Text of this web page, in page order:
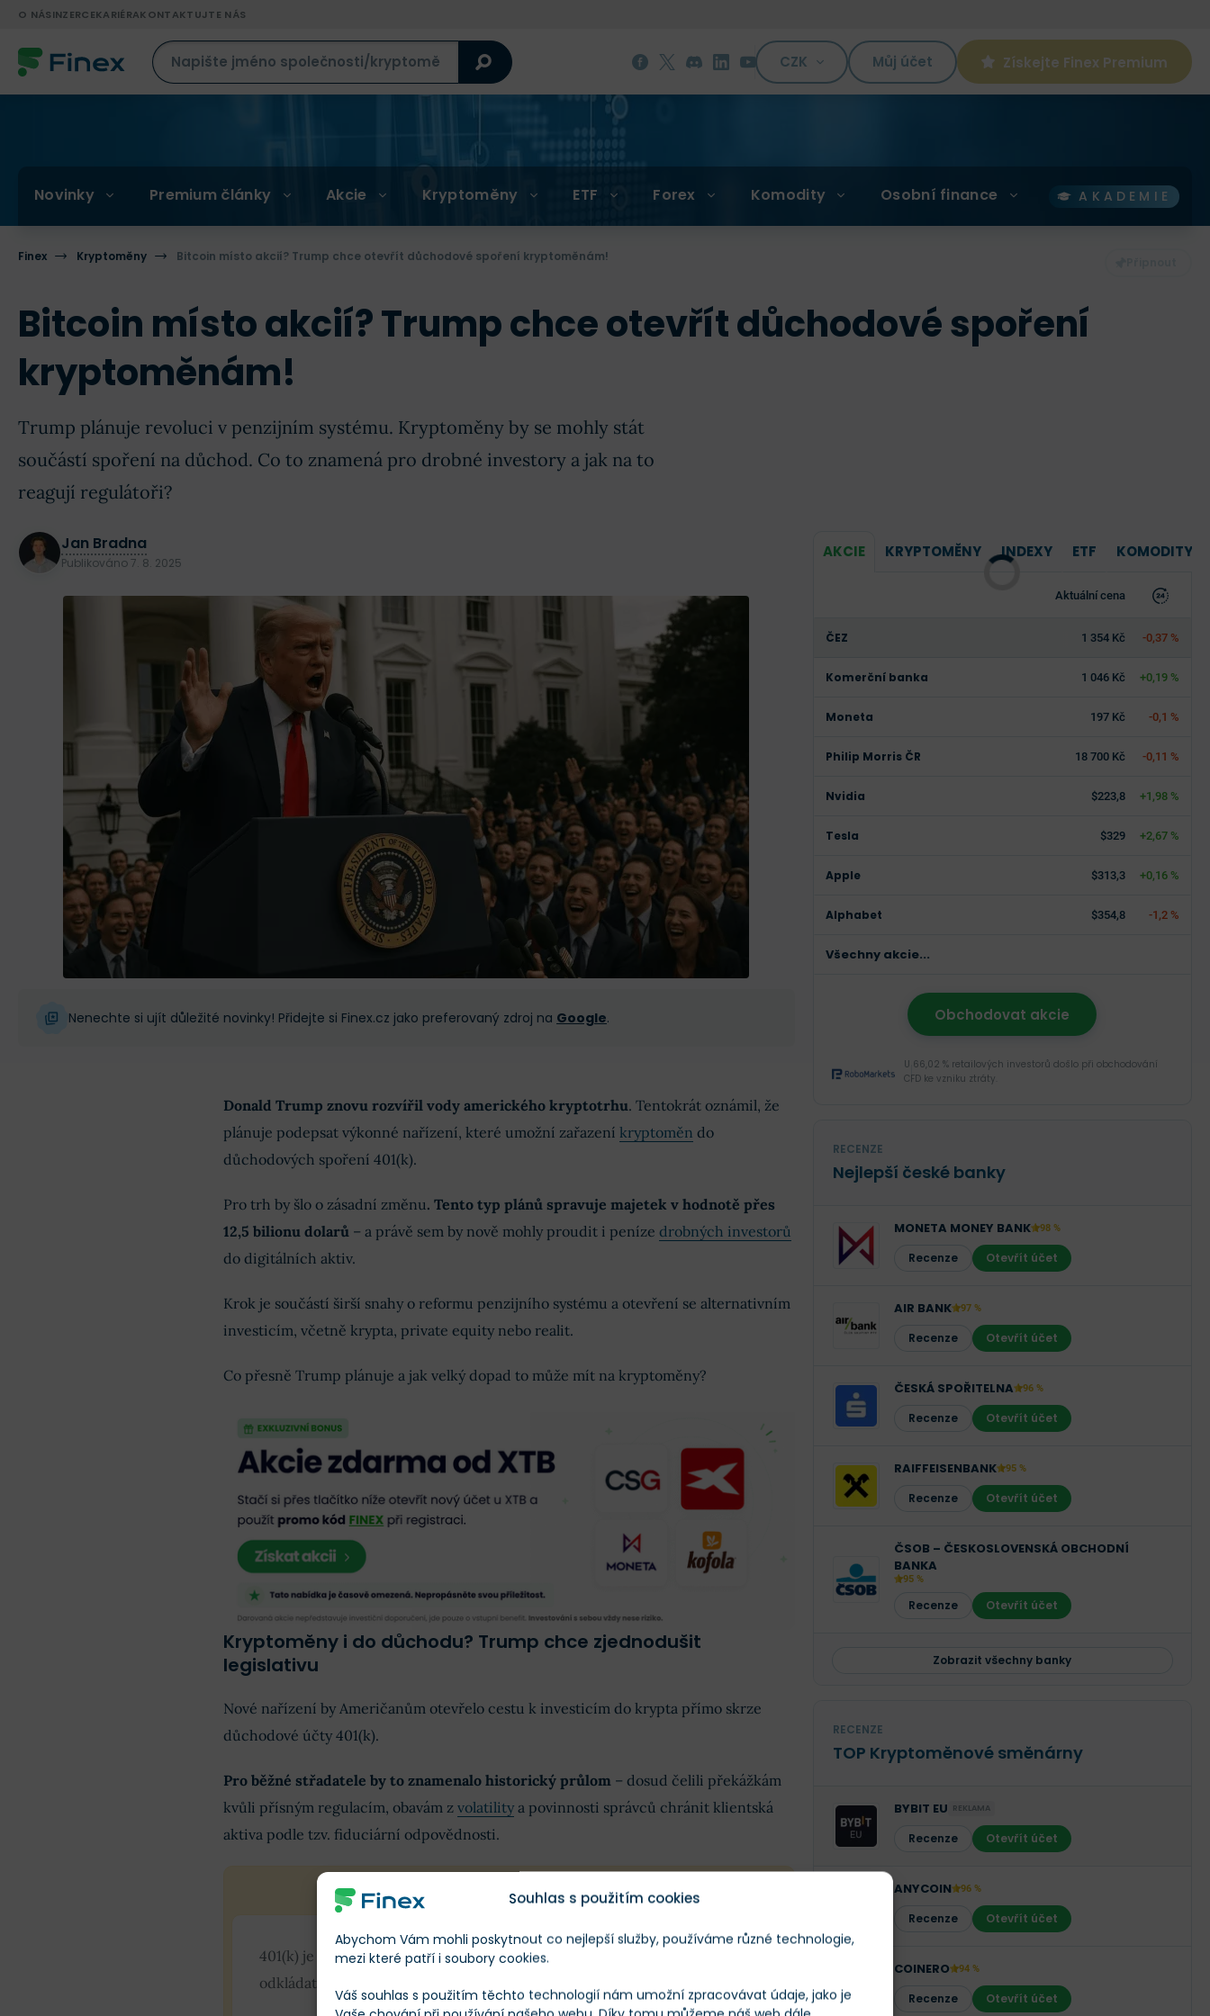
Souhlas s použitím cookies
Abychom Vám mohli poskytnout co nejlepší služby, používáme různé technologie,
mezi které patří i soubory cookies.
Váš souhlas s použitím těchto technologií nám umožní zpracovávat údaje, jako je
O NÁSINZERCEKARIÉRAKONTAKTUJTE NÁS
CZK Můj účet Získejte Finex Premium
Novinky Premium články Akcie Kryptoměny ETF Forex Komodity Osobní finance AKADEMIE
Finex Kryptoměny Bitcoin místo akcií? Trump chce otevřít důchodové spoření kryptoměnám!
Bitcoin místo akcií? Trump chce otevřít důchodové spoření
kryptoměnám!
Trump plánuje revoluci v penzijním systému. Kryptoměny by se mohly stát
součástí spoření na důchod. Co to znamená pro drobné investory a jak na to
reagují regulátoři?
Jan Bradna
Publikováno7. 8. 2025
Nenechte si ujít důležité novinky! Přidejte si Finex.cz jako preferovaný zdroj na Google.
Donald Trump znovu rozvířil vody amerického kryptotrhu. Tentokrát oznámil, že
plánuje podepsat výkonné nařízení, které umožní zařazení kryptoměn do
důchodových spoření 401(k).
Pro trh by šlo o zásadní změnu. Tento typ plánů spravuje majetek v hodnotě přes
12,5 bilionu dolarů– a právě sem by nově mohly proudit i peníze drobných investorů
do digitálních aktiv.
Krok je součástí širší snahy o reformu penzijního systému a otevření se alternativním
investicím, včetně krypta, private equity nebo realit.
Co přesně Trump plánuje a jak velký dopad to může mít na kryptoměny?
Kryptoměny i do důchodu? Trump chce zjednodušit
legislativu
Nové nařízení by Američanům otevřelo cestu k investicím do krypta přímo skrze
důchodové účty 401(k).
Pro běžné střadatele by to znamenalo historický průlom– dosud čelili překážkám
kvůli přísným regulacím, obavám z volatilitya povinnosti správců chránit klientská
aktiva podle tzv. fiduciární odpovědnosti.
INFO
401(k) je populární důchodový účet v USA, který umožňuje zaměstnancům
odkládat část výplaty na penzi.
AKCIE KRYPTOMĚNY INDEXY ETF KOMODITY
Aktuální cena
ČEZ 1 354 Kč -0,37 %
Komerční banka 1 046 Kč +0,19 %
Moneta 197 Kč -0,1 %
Philip Morris ČR 18 700 Kč -0,11 %
Nvidia $223,8 +1,98 %
Tesla $329 +2,67 %
Apple $313,3 +0,16 %
Alphabet $354,8 -1,2 %
Všechny akcie...
Obchodovat akcie
U 66,02 % retailových investorů došlo při obchodování
CFD ke vzniku ztráty.
RECENZE
Nejlepší české banky
MONETA MONEY BANK 98 %
Recenze Otevřít účet
AIR BANK 97 %
Recenze Otevřít účet
ČESKÁ SPOŘITELNA 96 %
Recenze Otevřít účet
RAIFFEISENBANK 95 %
Recenze Otevřít účet
ČSOB – ČESKOSLOVENSKÁ OBCHODNÍ
BANKA
95 %
Recenze Otevřít účet
Zobrazit všechny banky
RECENZE
TOP Kryptoměnové směnárny
BYBIT EU REKLAMA
Recenze Otevřít účet
ANYCOIN 96 %
Recenze Otevřít účet
COINERO 94 %
Recenze Otevřít účet